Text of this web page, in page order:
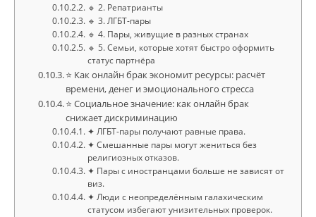
🔹 2. Репатрианты
🔹 3. ЛГБТ-пары
🔹 4. Пары, живущие в разных странах
🔹 5. Семьи, которые хотят быстро оформить
статус партнёра
⭐ Как онлайн брак экономит ресурсы: расчёт
времени, денег и эмоционального стресса
⭐ Социальное значение: как онлайн брак
снижает дискриминацию
✦ ЛГБТ-пары получают равные права.
✦ Смешанные пары могут жениться без
религиозных отказов.
✦ Пары с иностранцами больше не зависят от
виз.
✦ Люди с неопределённым галахическим
статусом избегают унизительных проверок.